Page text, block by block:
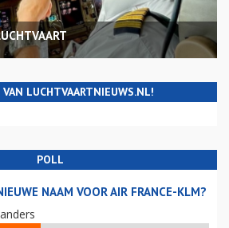
VAN LUCHTVAARTNIEUWS.NL!
POLL
NAAM VOOR AIR FRANCE-KLM?